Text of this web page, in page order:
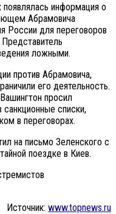
появлялась информация о
Абрамовича
России для переговоров
ложными.
против Абрамовича,
его деятельность.
просил
списки,
в переговорах.
на письмо Зеленского с
поездке в Киев.
Источник: www.topnews.ru